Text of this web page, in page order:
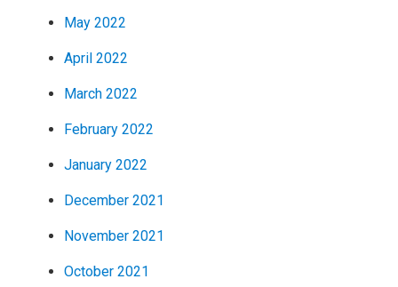
May 2022
April 2022
March 2022
February 2022
January 2022
December 2021
November 2021
October 2021